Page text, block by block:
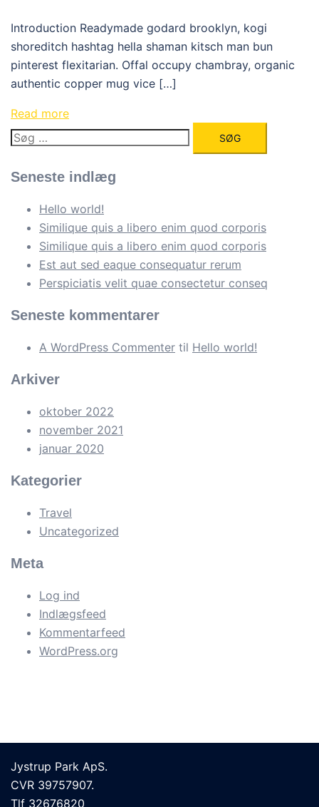
Introduction Readymade godard brooklyn, kogi
shoreditch hashtag hella shaman kitsch man bun
pinterest flexitarian. Offal occupy chambray, organic
authentic copper mug vice […]
Read more
Søg
Seneste indlæg
Hello world!
Similique quis a libero enim quod corporis
Similique quis a libero enim quod corporis
Est aut sed eaque consequatur rerum
Perspiciatis velit quae consectetur conseq
Seneste kommentarer
A WordPress Commenter til Hello world!
Arkiver
oktober 2022
november 2021
januar 2020
Kategorier
Travel
Uncategorized
Meta
Log ind
Indlægsfeed
Kommentarfeed
WordPress.org
Jystrup Park ApS.
CVR 39757907.
Tlf 32676820